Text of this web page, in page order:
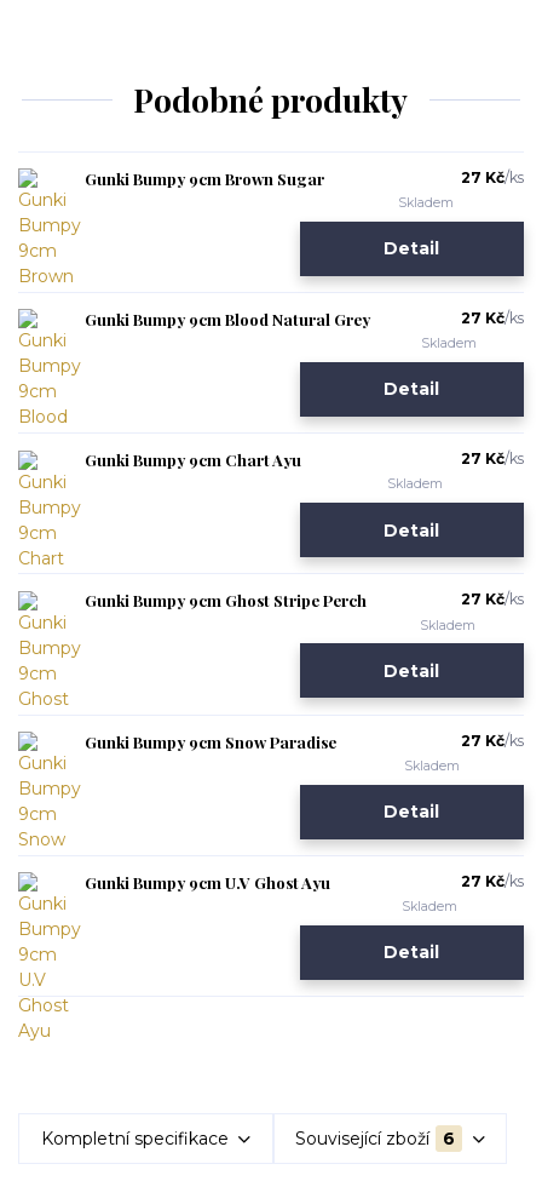
Podobné produkty
Gunki Bumpy 9cm Brown Sugar 27 Kč/ks
Skladem
Detail
Gunki Bumpy 9cm Blood Natural Grey 27 Kč/ks
Skladem
Detail
Gunki Bumpy 9cm Chart Ayu 27 Kč/ks
Skladem
Detail
Gunki Bumpy 9cm Ghost Stripe Perch 27 Kč/ks
Skladem
Detail
Gunki Bumpy 9cm Snow Paradise 27 Kč/ks
Skladem
Detail
Gunki Bumpy 9cm U.V Ghost Ayu 27 Kč/ks
Skladem
Detail
Kompletní specifikace Související zboží 6